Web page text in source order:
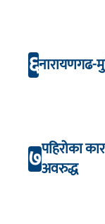
६नारायणगढ-
७पहिरोका
अवरुद्ध